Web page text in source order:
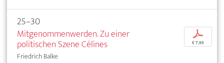
25–30
Mitgenommenwerden. Zu einer
politischen Szene Célines
Friedrich Balke
p
€ 7,95